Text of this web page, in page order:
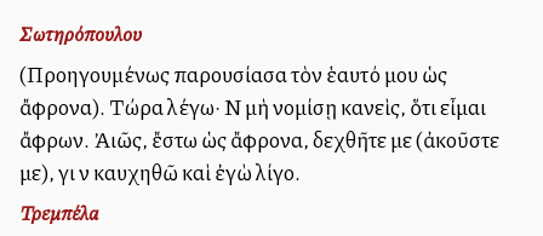
Σωτηρόπουλου
(Προηγουμένως παρουσίασα τὸν ἑαυτό μου ὡς
ἄφρονα). Τώρα λέγω· Νὰ μὴ νομίσῃ κανεὶς, ὅτι εἶμαι
ἄφρων. Ἀλλιῶς, ἔστω ὡς ἄφρονα, δεχθῆτε με (ἀκοῦστε
με), γιὰ νὰ καυχηθῶ καὶ ἐγὼ λίγο.
Τρεμπέλα